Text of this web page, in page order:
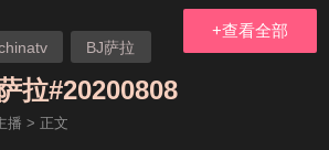
BJ萨拉
+查看全部
拉#20200808
播 > 正文
大事件(19j网站发展历程)